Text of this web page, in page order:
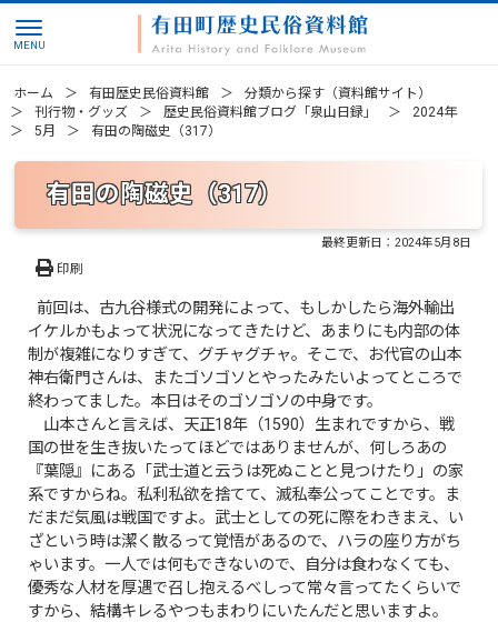
ホーム 有田歴史民俗資料館
分類から探す（資料館サイト）
刊行物・グッズ
歴史民俗資料館ブログ「泉山日録」
2024年
5月
有田の陶磁史（317）
有田の陶磁史（317）
最終更新日：2024年5月8日
印刷
前回は、古九谷様式の開発によって、もしかしたら海外輸出
イケルかもよって状況になってきたけど、あまりにも内部の体
制が複雑になりすぎて、グチャグチャ。そこで、お代官の山本
神右衛門さんは、またゴソゴソとやったみたいよってところで
終わってました。本日はそのゴソゴソの中身です。
山本さんと言えば、天正18年（1590）生まれですから、戦
国の世を生き抜いたってほどではありませんが、何しろあの
『葉隠』にある「武士道と云うは死ぬことと見つけたり」の家
系ですからね。私利私欲を捨てて、滅私奉公ってことです。ま
だまだ気風は戦国ですよ。武士としての死に際をわきまえ、い
ざという時は潔く散るって覚悟があるので、ハラの座り方がち
ゃいます。一人では何もできないので、自分は食わなくても、
優秀な人材を厚遇で召し抱えるべしって常々言ってたくらいで
すから、結構キレるやつもまわりにいたんだと思いますよ。